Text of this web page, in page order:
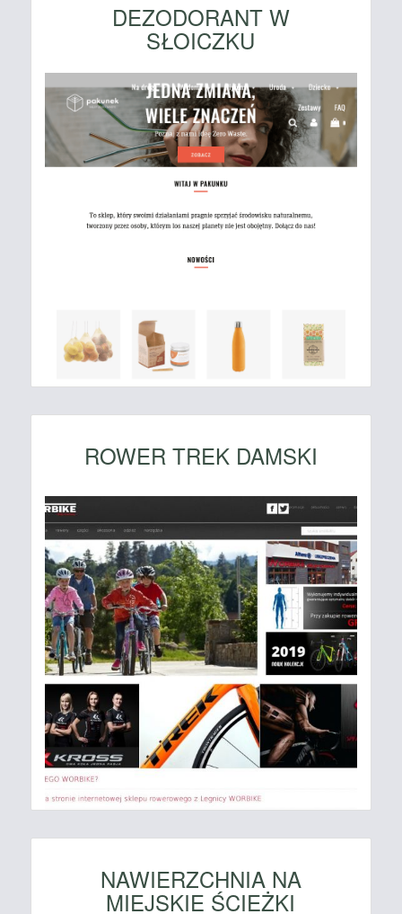
DEZODORANT W
SŁOICZKU
ROWER TREK DAMSKI
NAWIERZCHNIA NA
MIEJSKIE ŚCIEŻKI